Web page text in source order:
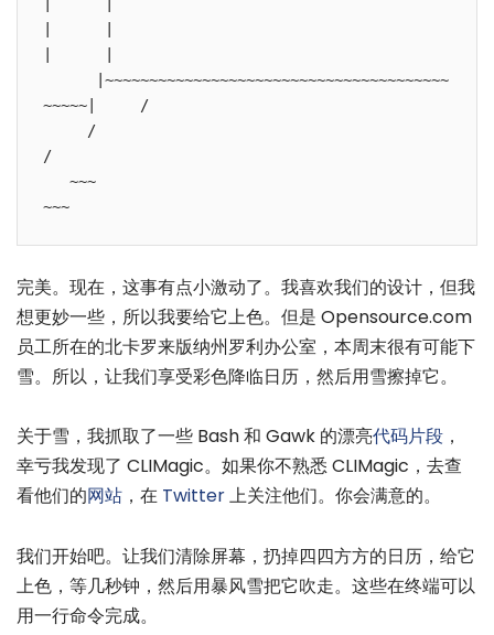
~~~~~|     /
/
   ~~~
~~~
完美。现在，这事有点小激动了。我喜欢我们的设计，但我
想更妙一些，所以我要给它上色。但是 Opensource.com
员工所在的北卡罗来版纳州罗利办公室，本周末很有可能下
雪。所以，让我们享受彩色降临日历，然后用雪擦掉它。
关于雪，我抓取了一些 Bash 和 Gawk 的漂亮代码片段 ，
幸亏我发现了 CLIMagic。如果你不熟悉 CLIMagic，去查
看他们的网站 ，在 Twitter上关注他们。你会满意的。
我们开始吧。让我们清除屏幕，扔掉四四方方的日历，给它
上色，等几秒钟，然后用暴风雪把它吹走。这些在终端可以
用一行命令完成。